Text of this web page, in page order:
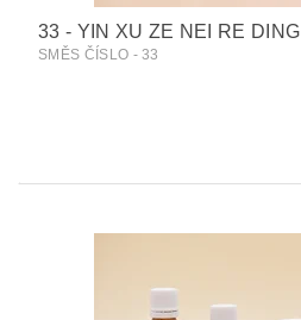
33 - YIN XU ZE NEI RE DING
SMĚS ČÍSLO - 33